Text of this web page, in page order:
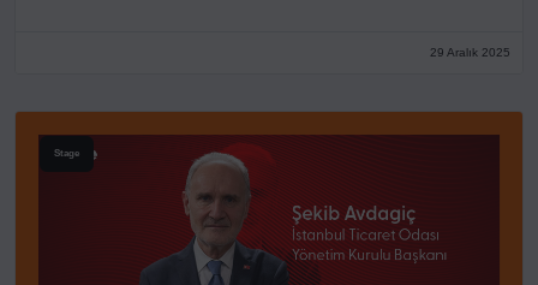
29 Aralık 2025
Stage